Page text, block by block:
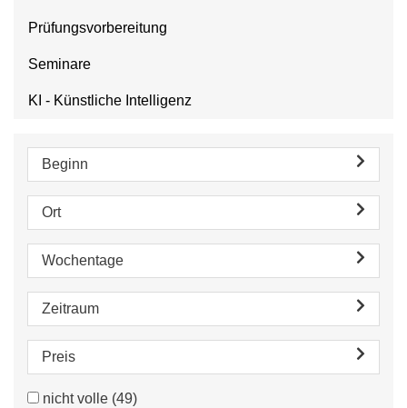
Prüfungsvorbereitung
Seminare
KI - Künstliche Intelligenz
Beginn
Ort
Wochentage
Zeitraum
Preis
nicht volle (49)